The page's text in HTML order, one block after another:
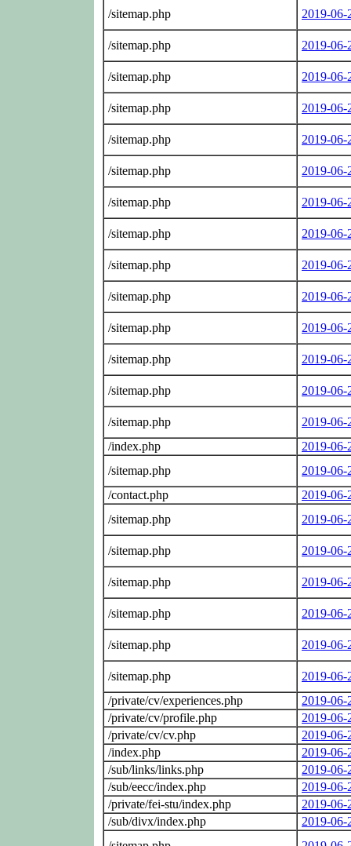
/sitemap.php 2019-06-
/sitemap.php 2019-06-
/sitemap.php 2019-06-
/sitemap.php 2019-06-
/sitemap.php 2019-06-
/sitemap.php 2019-06-
/sitemap.php 2019-06-
/sitemap.php 2019-06-
/sitemap.php 2019-06-
/sitemap.php 2019-06-
/sitemap.php 2019-06-
/sitemap.php 2019-06-
/sitemap.php 2019-06-
/sitemap.php
2019-06-
/index.php
2019-06-
/sitemap.php
2019-06-
/contact.php
2019-06-
/sitemap.php
2019-06-
/sitemap.php 2019-06-
/sitemap.php 2019-06-
/sitemap.php 2019-06-
/sitemap.php 2019-06-
/sitemap.php
2019-06-
/private/cv/experiences.php
2019-06-
/private/cv/profile.php
2019-06-
/private/cv/cv.php
2019-06-
/index.php
2019-06-
/sub/links/links.php
2019-06-
/sub/eecc/index.php
2019-06-
/private/fei-stu/index.php
2019-06-
/sub/divx/index.php
2019-06-